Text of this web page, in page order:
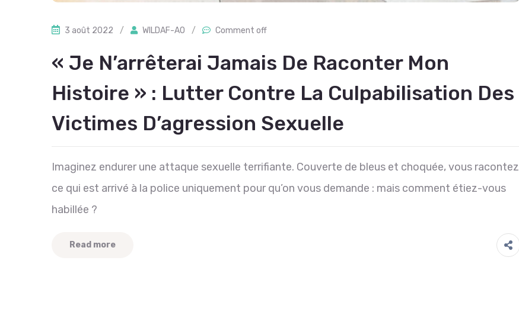
3 août 2022 / WILDAF-AO / Comment off
« Je N’arrêterai Jamais De Raconter Mon
Histoire » : Lutter Contre La Culpabilisation Des
Victimes D’agression Sexuelle
Imaginez endurer une attaque sexuelle terrifiante. Couverte de bleus et choquée, vous racontez
ce qui est arrivé à la police uniquement pour qu’on vous demande : mais comment étiez-vous
habillée ?
Read more